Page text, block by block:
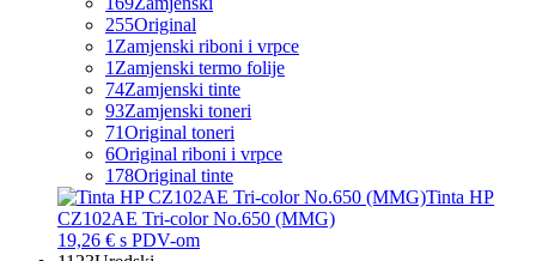
255Original
1 Zamjenski riboni i vrpce
1 Zamjenski termo folije
74Zamjenski tinte
93Zamjenski toneri
71Original toneri
6Original riboni i vrpce
178Original tinte
Tinta HP
CZ102AE Tri-color No.650 (MMG)
19,26 € s PDV-om